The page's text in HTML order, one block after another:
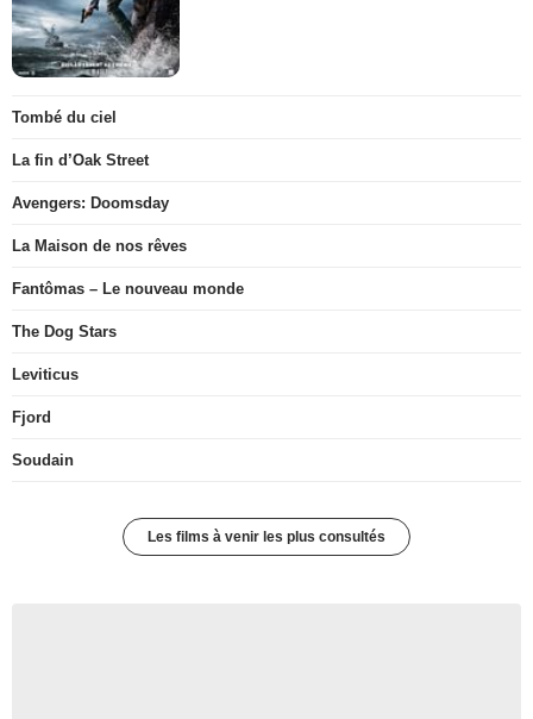
Tombé du ciel
La fin d’Oak Street
Avengers: Doomsday
La Maison de nos rêves
Fantômas – Le nouveau monde
The Dog Stars
Leviticus
Fjord
Soudain
Les films à venir les plus consultés